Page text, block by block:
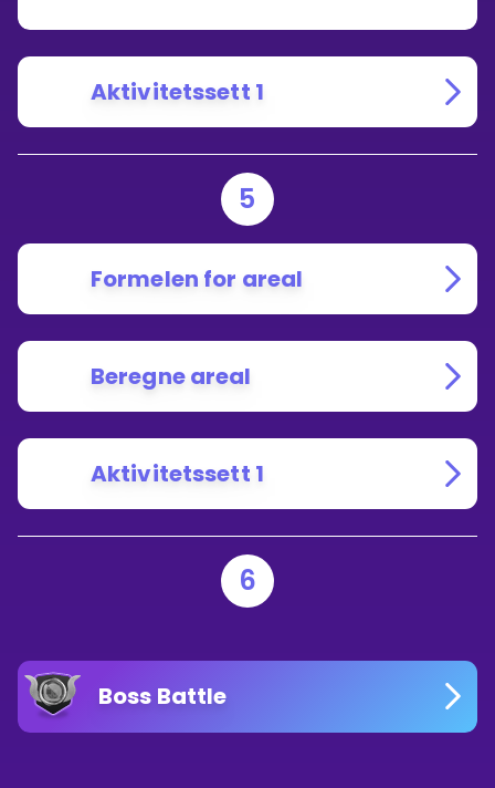
Aktivitetssett 1
5
Formelen for areal
Beregne areal
Aktivitetssett 1
6
Boss Battle